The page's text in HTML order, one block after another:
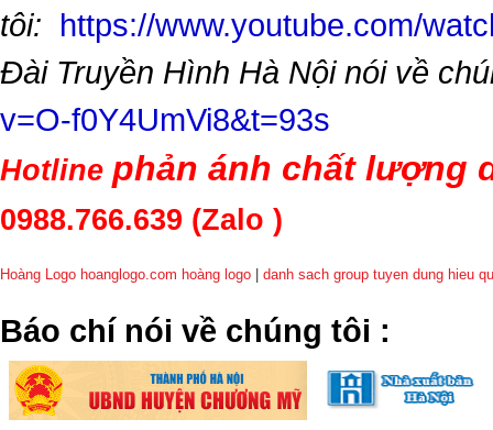
tôi: https://www.youtube.com/
Đài Truyền Hình Hà Nội nói về
v=O-f0Y4UmVi8&t=93s
Hotline phản ánh chất lượng
0988.766.639 (Zalo )
Hoàng Logo hoanglogo.com hoàng logo danh sach group tuyen dung hieu
​Báo chí nói về chúng tôi :